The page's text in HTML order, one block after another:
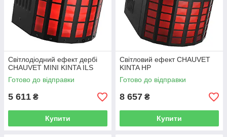
Світлодіодний ефект дербі
CHAUVET MINI KINTA ILS
Готово до відправки
5 611 ₴
Купити
Світловий ефект CHAUVET
KINTA HP
Готово до відправки
8 657 ₴
Купити